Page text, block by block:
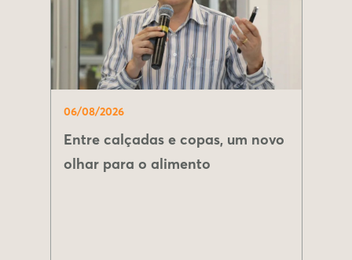
06/08/2026
Entre calçadas e copas, um novo
olhar para o alimento